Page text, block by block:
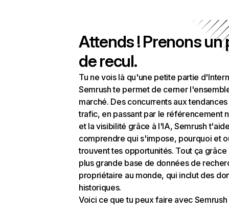
Attends ! Prenons un
de recul.
Tu ne vois là qu'une petite partie
Semrush te permet de cerner
marché. Des concurrents aux
trafic, en passant par le référencement
et la visibilité grâce à l'IA, Semrush
comprendre qui s'impose, pourquoi et
trouvent tes opportunités. Tout ça grâce
plus grande base de données de
propriétaire au monde, qui inclut des
historiques.
Voici ce que tu peux faire avec Semrush